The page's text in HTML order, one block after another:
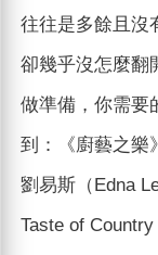
往往是多餘且沒
卻幾乎沒怎麼翻
做準備，你需要
到：《廚藝之樂
劉易斯（Edna
Taste of